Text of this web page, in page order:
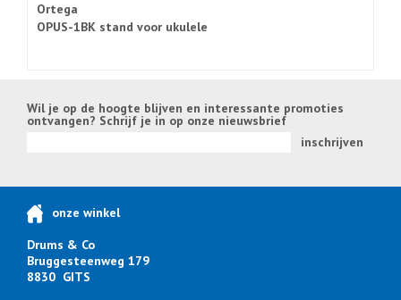
Ortega
OPUS-1BK stand voor ukulele
Wil je op de hoogte blijven en interessante promoties
ontvangen? Schrijf je in op onze nieuwsbrief
inschrijven
onze winkel
Drums & Co
Bruggesteenweg 179
8830 GITS